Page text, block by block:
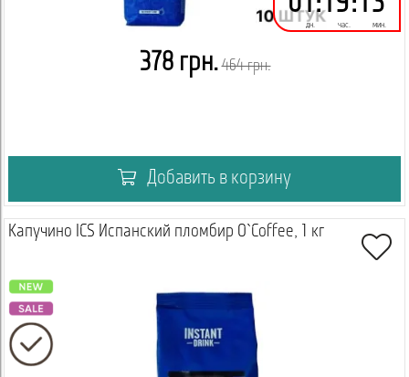
дн. час. мин.
378 грн. 464 грн.
Добавить в корзину
Капучино ICS Испанский пломбир O`Coffee, 1 кг